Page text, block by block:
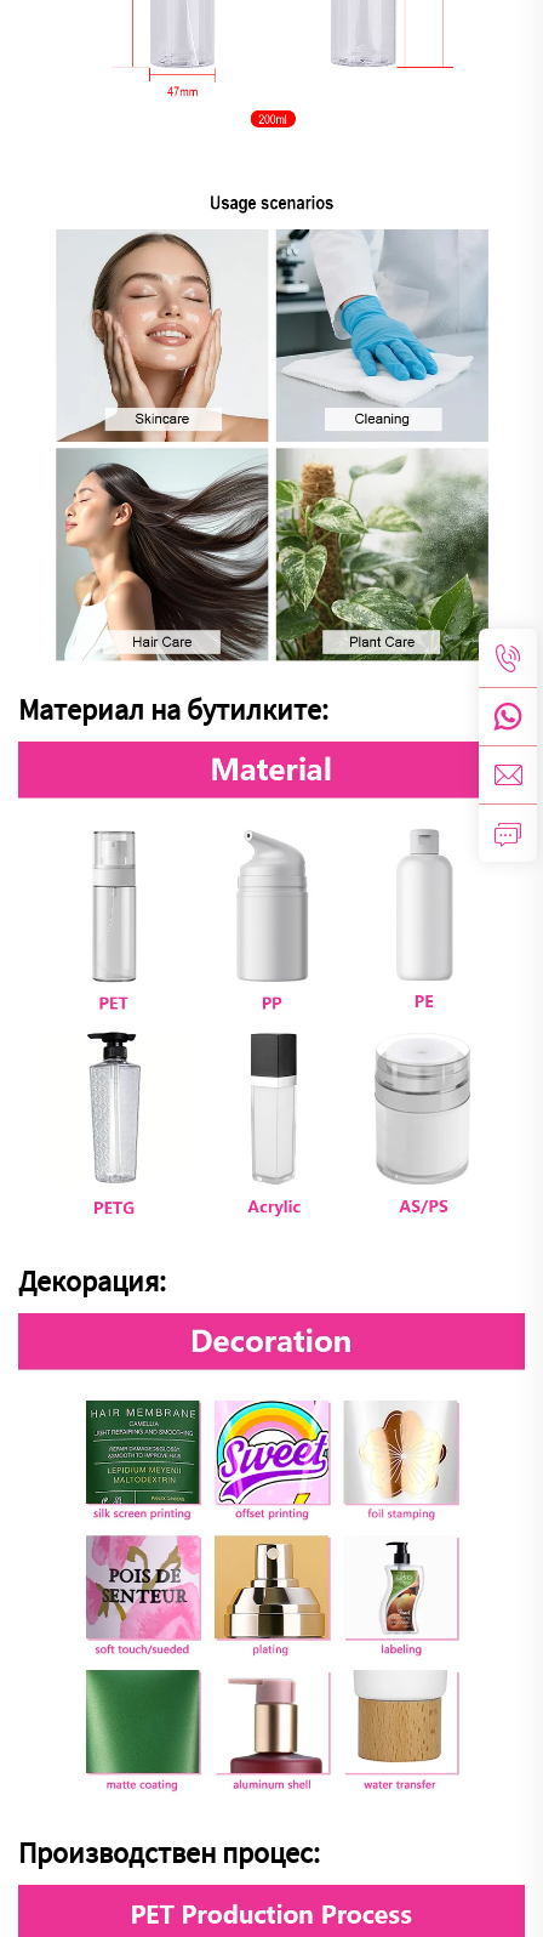
Материал на бутилките:
Декорация:
Производствен процес: